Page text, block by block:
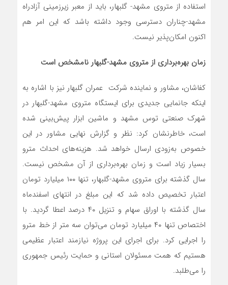
استفاده از متروی مشهد- گلبهار، باید از معبر زیرزمینی آزادراه
مشهد-چناران دسترسی وجود داشته باشد که این امر هم
اکنون امکان‌پذیر نیست.
زمان بهره‌برداری از متروی مشهد-گلبهار نامشخص است
کفاشان، مشاور و نماینده شرکت عمران گلبهار نیز با اشاره به
اینکه جانمایی جدیدی برای ایستگاه متروی مشهد-گلبهار در
شهرک صنعتی توس مشهد و ماشین ابزار پیش‌بینی شده
است، خاطرنشان کرد: نظر و گزارش نهایی مشاور در این
خصوص به‌زودی ارسال خواهد شد. هزینه‌های احداث مترو
بسیار زیاد است و زمان بهره‌برداری از آن مشخص نیست.
سال گذشته برای متروی مشهد-گلبهار، تنها ۱۰۰ میلیارد تومان
اعتبار تخصیص داده شد که این مبلغ در انتهای اسفندماه
سال گذشته با اوراق سهام و تنزیل ۴۰ درصد اعطا گردید. با
اختصاص تنها ۴۰ میلیارد تومان می‌توان سه متر از خط مترو
را اجرایی کرد. برای اجرای این پروژه نیازمند اعتبار عظیمی
هستیم که همت مسئولان استانی و حمایت رئیس جمهوری
را می‌طلبد.